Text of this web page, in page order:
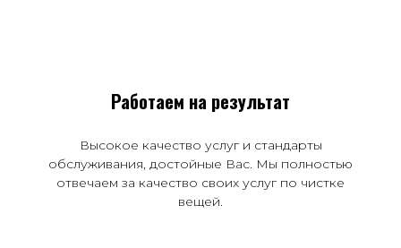
Работаем на результат
Высокое качество услуг и стандарты
обслуживания, достойные Вас. Мы полностью
отвечаем за качество своих услуг по чистке
вещей.